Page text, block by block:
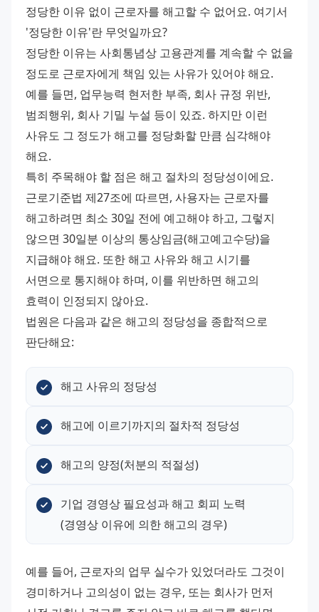
정당한 이유 없이 근로자를 해고할 수 없어요. 여기서
'정당한 이유'란 무엇일까요?
정당한 이유는 사회통념상 고용관계를 계속할 수 없을
정도로 근로자에게 책임 있는 사유가 있어야 해요.
예를 들면, 업무능력 현저한 부족, 회사 규정 위반,
범죄행위, 회사 기밀 누설 등이 있죠. 하지만 이런
사유도 그 정도가 해고를 정당화할 만큼 심각해야
해요.
특히 주목해야 할 점은 해고 절차의 정당성이에요.
근로기준법 제27조에 따르면, 사용자는 근로자를
해고하려면 최소 30일 전에 예고해야 하고, 그렇지
않으면 30일분 이상의 통상임금(해고예고수당)을
지급해야 해요. 또한 해고 사유와 해고 시기를
서면으로 통지해야 하며, 이를 위반하면 해고의
효력이 인정되지 않아요.
법원은 다음과 같은 해고의 정당성을 종합적으로
판단해요:
해고 사유의 정당성
해고에 이르기까지의 절차적 정당성
해고의 양정(처분의 적절성)
기업 경영상 필요성과 해고 회피 노력
(경영상 이유에 의한 해고의 경우)
예를 들어, 근로자의 업무 실수가 있었더라도 그것이
경미하거나 고의성이 없는 경우, 또는 회사가 먼저